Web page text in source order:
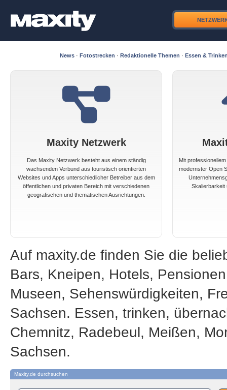
News · Fotostrecken · Redaktionelle Themen · Essen &
Maxity Netzwerk
Das Maxity Netzwerk besteht aus einem ständig
wachsenden Verbund aus touristisch orientierten
Websites und Apps unterschiedlicher Betreiber aus dem
öffentlichen und privaten Bereich mit verschiedenen
geografischen und thematischen Ausrichtungen.
Mit
modernster Open
Skalierbarkeit
Auf maxity.de finden Sie die
Bars, Kneipen, Hotels,
Museen, Sehenswürdigkeiten,
Sachsen. Essen, trinken,
Chemnitz, Radebeul, Meißen,
Sachsen.
Maxity.de durchsuchen